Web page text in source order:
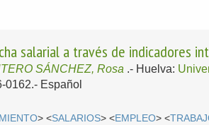
salarial a través de indicadores
SÁNCHEZ, Rosa .- Huelva:
0162.- Español
> <SALARIOS> <EMPLEO> <